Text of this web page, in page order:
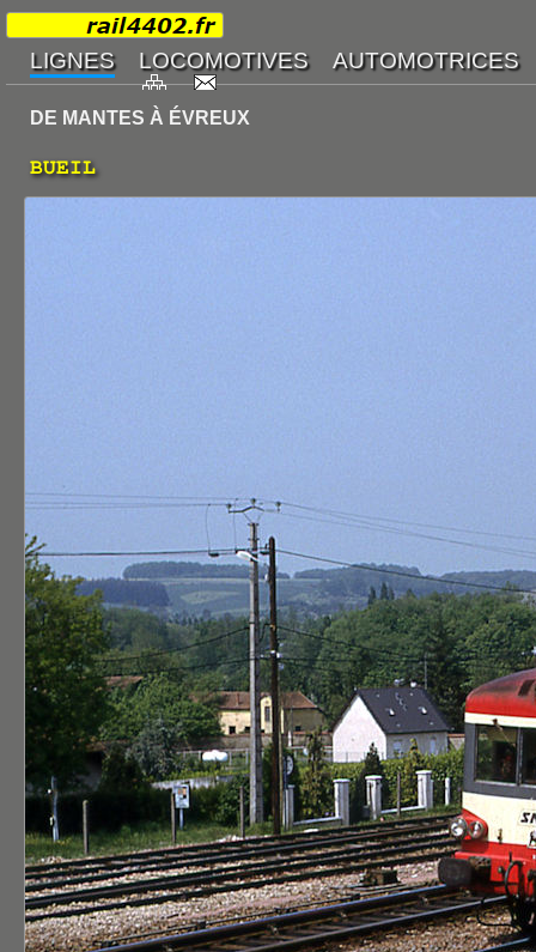
DE MANTES À ÉVREUX
BUEIL